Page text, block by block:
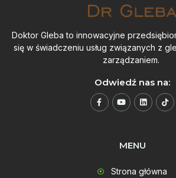
Doktor Gleba to innowacyjne
się w świadczeniu usług związanych z
zarządzaniem.
Odwiedź nas na:
MENU
Strona główna